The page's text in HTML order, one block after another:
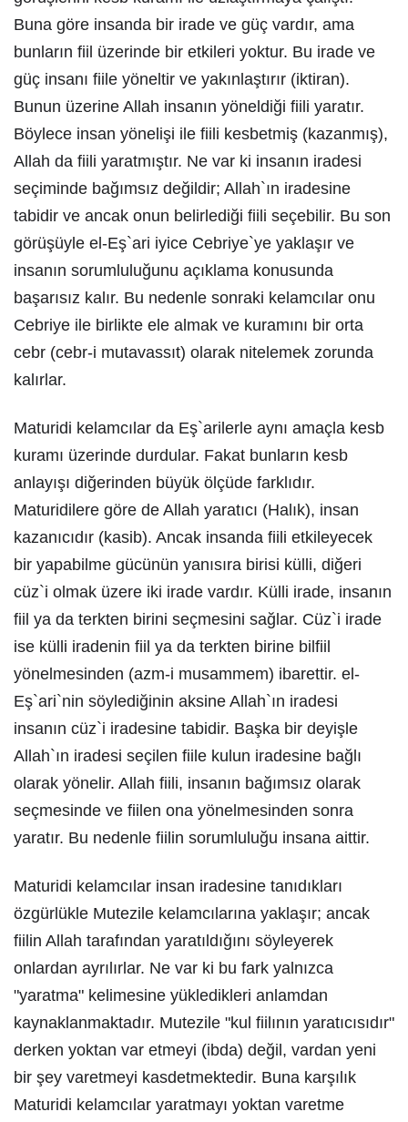
Buna göre insanda bir irade ve güç vardır, ama
bunların fiil üzerinde bir etkileri yoktur. Bu irade ve
güç insanı fiile yöneltir ve yakınlaştırır (iktiran).
Bunun üzerine Allah insanın yöneldiği fiili yaratır.
Böylece insan yönelişi ile fiili kesbetmiş (kazanmış),
Allah da fiili yaratmıştır. Ne var ki insanın iradesi
seçiminde bağımsız değildir; Allah`ın iradesine
tabidir ve ancak onun belirlediği fiili seçebilir. Bu son
görüşüyle el-Eş`ari iyice Cebriye`ye yaklaşır ve
insanın sorumluluğunu açıklama konusunda
başarısız kalır. Bu nedenle sonraki kelamcılar onu
Cebriye ile birlikte ele almak ve kuramını bir orta
cebr (cebr-i mutavassıt) olarak nitelemek zorunda
kalırlar.
Maturidi kelamcılar da Eş`arilerle aynı amaçla kesb
kuramı üzerinde durdular. Fakat bunların kesb
anlayışı diğerinden büyük ölçüde farklıdır.
Maturidilere göre de Allah yaratıcı (Halık), insan
kazanıcıdır (kasib). Ancak insanda fiili etkileyecek
bir yapabilme gücünün yanısıra birisi külli, diğeri
cüz`i olmak üzere iki irade vardır. Külli irade, insanın
fiil ya da terkten birini seçmesini sağlar. Cüz`i irade
ise külli iradenin fiil ya da terkten birine bilfiil
yönelmesinden (azm-i musammem) ibarettir. el-
Eş`ari`nin söylediğinin aksine Allah`ın iradesi
insanın cüz`i iradesine tabidir. Başka bir deyişle
Allah`ın iradesi seçilen fiile kulun iradesine bağlı
olarak yönelir. Allah fiili, insanın bağımsız olarak
seçmesinde ve fiilen ona yönelmesinden sonra
yaratır. Bu nedenle fiilin sorumluluğu insana aittir.
Maturidi kelamcılar insan iradesine tanıdıkları
özgürlükle Mutezile kelamcılarına yaklaşır; ancak
fiilin Allah tarafından yaratıldığını söyleyerek
onlardan ayrılırlar. Ne var ki bu fark yalnızca
"yaratma" kelimesine yükledikleri anlamdan
kaynaklanmaktadır. Mutezile "kul fiilının yaratıcısıdır"
derken yoktan var etmeyi (ibda) değil, vardan yeni
bir şey varetmeyi kasdetmektedir. Buna karşılık
Maturidi kelamcılar yaratmayı yoktan varetme